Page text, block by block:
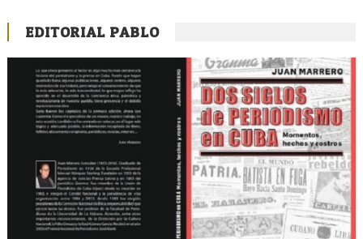
EDITORIAL PABLO